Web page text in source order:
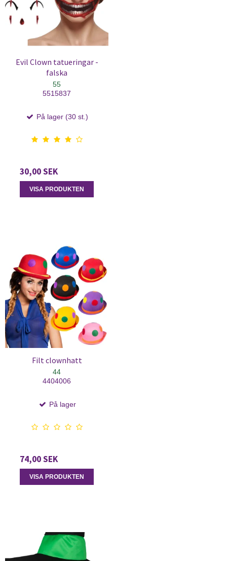
Evil Clown tatueringar -
falska
55
5515837
På lager (30 st.)
30,00 SEK
VISA PRODUKTEN
Filt clownhatt
44
4404006
På lager
74,00 SEK
VISA PRODUKTEN